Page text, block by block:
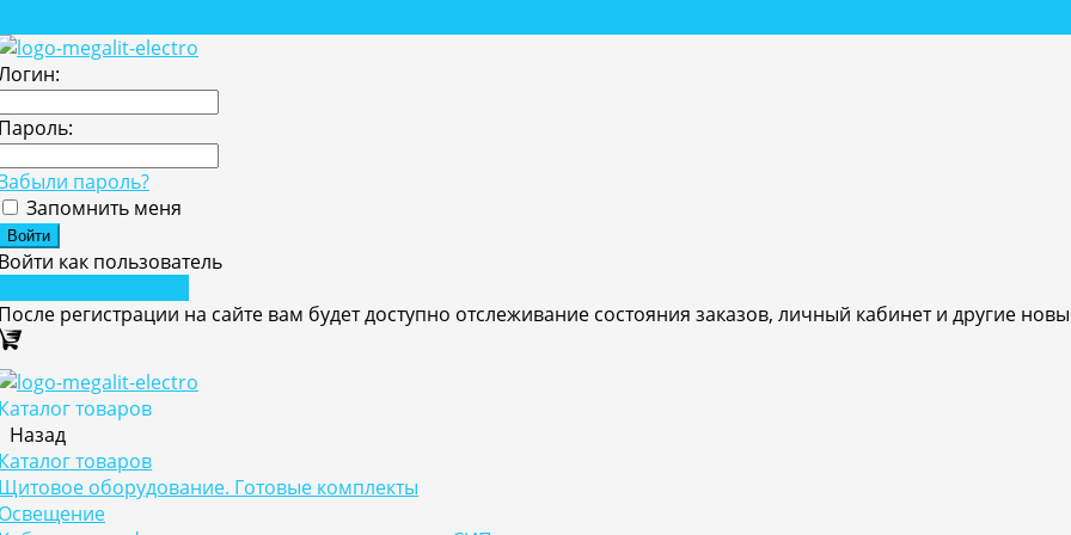
пароль?
Запомнить меня
как пользователь
регистрации на сайте вам будет доступно отслеживание состояния заказов, личный кабинет и другие
товаров
Назад
товаров
оборудование. Готовые комплекты